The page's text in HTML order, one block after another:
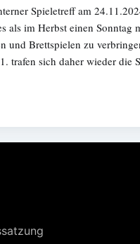
Spieletreff am
als im Herbst einen Sonntag
und Brettspielen zu
trafen sich daher wieder die